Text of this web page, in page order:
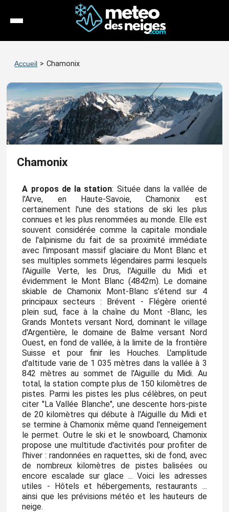
Stations
Webcams
Accueil > Chamonix
Chamonix
A propos de la station: Située dans la vallée de
l'Arve, en Haute-Savoie, Chamonix est
certainement l'une des stations de ski les plus
connues et les plus renommées au monde. Elle est
souvent considérée comme la capitale mondiale
de l'alpinisme du fait de sa proximité immédiate
avec l'imposant massif glaciaire du Mont Blanc et
ses multiples sommets légendaires parmi lesquels
l'Aiguille Verte, les Drus, l'Aiguille du Midi et
évidemment le Mont Blanc (4842m). Le domaine
skiable de Chamonix Mont-Blanc s'étend sur 4
principaux secteurs : Brévent - Flégère orienté
plein sud, face à la chaîne du Mont -Blanc, les
Grands Montets versant Nord, dominant le village
d'Argentière, le domaine de Balme versant Nord
Ouest, en fond de vallée, à la limite de la frontière
Suisse et pour finir les Houches. L'amplitude
d'altitude varie de 1 035 mètres dans la vallée à 3
842 mètres au sommet de l'Aiguille du Midi. Au
total, la station compte plus de 150 kilomètres de
pistes. Parmi les pistes les plus célèbres, on peut
citer "La Vallée Blanche", une descente hors-piste
de 20 kilomètres qui débute à l'Aiguille du Midi et
se termine à Chamonix même quand l'enneigement
le permet. Outre le ski et le snowboard, Chamonix
propose une multitude d'activités pour profiter de
l'hiver : randonnées en raquettes, ski de fond, avec
de nombreux kilomètres de pistes balisées ou
encore escalade sur glace ... Voici les adresses
utiles - Hôtels et hébergements, restaurants ...
ainsi que les prévisions météo et les hauteurs de
neige.